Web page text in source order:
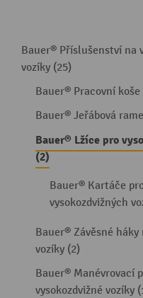
Bauer® Příslušenství na
vozíky (25)
Bauer® Pracovní koše
Bauer® Jeřábová
Bauer® Lžíce pro
(2)
Bauer® Kartáče
vysokozdvižných
Bauer® Závěsné háky
vozíky (2)
Bauer® Manévrovací
vysokozdvižné vozíky